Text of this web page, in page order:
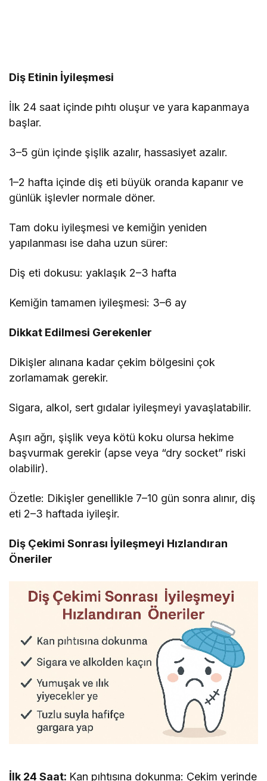
Diş Etinin İyileşmesi
İlk 24 saat içinde pıhtı oluşur ve yara kapanmaya
başlar.
3–5 gün içinde şişlik azalır, hassasiyet azalır.
1–2 hafta içinde diş eti büyük oranda kapanır ve
günlük işlevler normale döner.
Tam doku iyileşmesi ve kemiğin yeniden
yapılanması ise daha uzun sürer:
Diş eti dokusu: yaklaşık 2–3 hafta
Kemiğin tamamen iyileşmesi: 3–6 ay
Dikkat Edilmesi Gerekenler
Dikişler alınana kadar çekim bölgesini çok
zorlamamak gerekir.
Sigara, alkol, sert gıdalar iyileşmeyi yavaşlatabilir.
Aşırı ağrı, şişlik veya kötü koku olursa hekime
başvurmak gerekir (apse veya “dry socket” riski
olabilir).
Özetle: Dikişler genellikle 7–10 gün sonra alınır, diş
eti 2–3 haftada iyileşir.
Diş Çekimi Sonrası İyileşmeyi Hızlandıran
Öneriler
İlk 24 Saat: Kan pıhtısına dokunma: Çekim yerinde